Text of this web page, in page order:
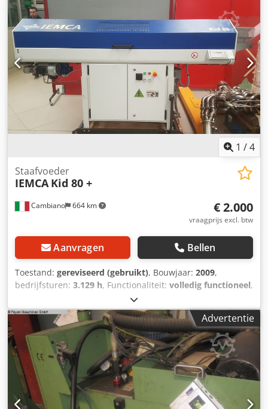
1 /4
Cambiano 664 km
Staafvoeder
IEMCA Kid 80 +
€ 2.000
vraagprijs excl. btw
Aanvragen Bellen
Toestand: gereviseerd (gebruikt), Bouwjaar: 2009,
bedrijfsturen: 3.129 h, Functionaliteit: volledig functioneel,
020913QA04
handmatig, aandrijvingstype:elektrisch, zaagbladlengte:
8.000 mm, type ingangsstroom:Airconditioning,
STANGENLADER KID 80 TYPE 16, NR. 020913QA04 - 500 KG.
BOUWJAAR 2009 - EU 400 V 3 - 50 HZ - 3,5 A - 5 KA -
806sb10001 - 000si03400. Crjdpfjznm E Tox Ah Sjf
Advertentie